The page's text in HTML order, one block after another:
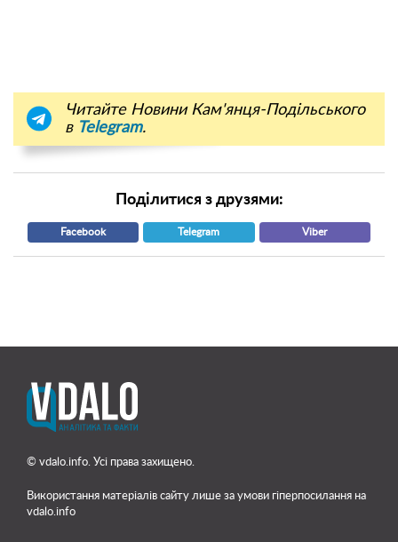
Читайте Новини Кам'янця-Подільського
в Telegram.
Поділитися з друзями:
Facebook Telegram Viber
© vdalo.info. Усі права захищено.
Використання матеріалів сайту лише за умови гіперпосилання на
vdalo.info